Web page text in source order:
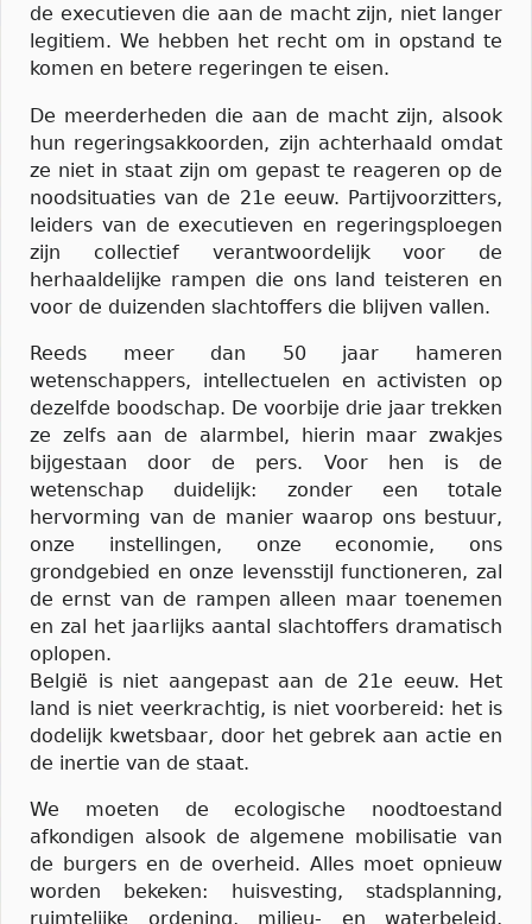
de executieven die aan de macht zijn, niet langer
legitiem. We hebben het recht om in opstand te
komen en betere regeringen te eisen.
De meerderheden die aan de macht zijn, alsook
hun regeringsakkoorden, zijn achterhaald omdat
ze niet in staat zijn om gepast te reageren op de
noodsituaties van de 21e eeuw. Partijvoorzitters,
leiders van de executieven en regeringsploegen
zijn collectief verantwoordelijk voor de
herhaaldelijke rampen die ons land teisteren en
voor de duizenden slachtoffers die blijven vallen.
Reeds meer dan 50 jaar hameren
wetenschappers, intellectuelen en activisten op
dezelfde boodschap. De voorbije drie jaar trekken
ze zelfs aan de alarmbel, hierin maar zwakjes
bijgestaan door de pers. Voor hen is de
wetenschap duidelijk: zonder een totale
hervorming van de manier waarop ons bestuur,
onze instellingen, onze economie, ons
grondgebied en onze levensstijl functioneren, zal
de ernst van de rampen alleen maar toenemen
en zal het jaarlijks aantal slachtoffers dramatisch
oplopen.
België is niet aangepast aan de 21e eeuw. Het
land is niet veerkrachtig, is niet voorbereid: het is
dodelijk kwetsbaar, door het gebrek aan actie en
de inertie van de staat.
We moeten de ecologische noodtoestand
afkondigen alsook de algemene mobilisatie van
de burgers en de overheid. Alles moet opnieuw
worden bekeken: huisvesting, stadsplanning,
ruimtelijke ordening, milieu- en waterbeleid,